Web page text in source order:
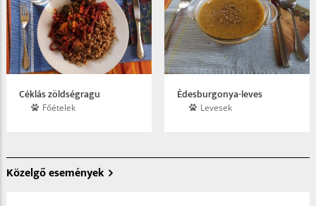
Céklás zöldségragu
Főételek
Édesburgonya-leves
Levesek
Közelgő események